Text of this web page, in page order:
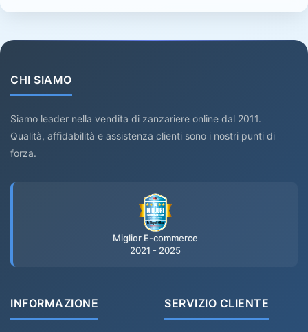
CHI SIAMO
Siamo leader nella vendita di zanzariere online dal 2011.
Qualità, affidabilità e assistenza clienti sono i nostri punti di
forza.
Miglior E-commerce
2021 - 2025
INFORMAZIONE SERVIZIO CLIENTE